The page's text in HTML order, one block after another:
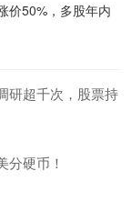
价50%，多股年内
研超千次，股票持
分硬币！